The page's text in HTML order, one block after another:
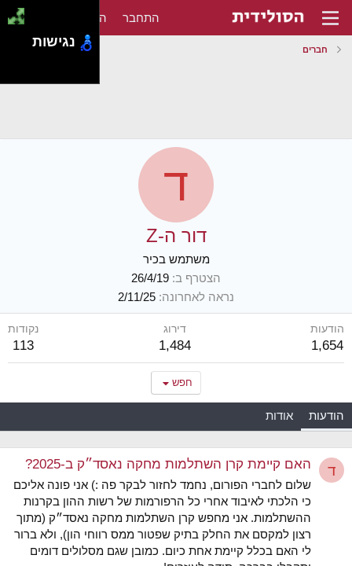
התחבר הירשם
חברים
ד
דור ה-Z
משתמש בכיר
הצטרף ב 26/4/19
נראה לאחרונה 2/11/25
הודעות
1,654
דירוג
1,484
נקודות
113
חפש
הודעות אודות
ד האם קיימת קרן השתלמות מחקה נאסד״ק ב-2025?
שלום לחברי הפורום, נחמד לחזור לבקר פה :) אני פונה אליכם
כי הלכתי לאיבוד אחרי כל הרפורמות של רשות ההון בקרנות
ההשתלמות. אני מחפש קרן השתלמות מחקה נאסד״ק (מתוך
רצון למקסם את החלק בתיק שפטור ממס רווחי הון), ולא ברור
לי האם בכלל קיימת אחת כיום. כמובן שגם מסלולים דומים
נגישות